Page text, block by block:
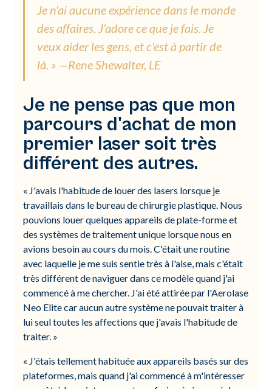
Je n'ai aucune expérience dans le monde
des affaires. J'adore ce que je fais. Je
veux aider les gens, et c'est à partir de
là. » —Rene Shewalter, LE
Je ne pense pas que mon
parcours d'achat de mon
premier laser soit très
différent des autres.
« J'avais l'habitude de louer des lasers lorsque je
travaillais dans le bureau de chirurgie plastique. Nous
pouvions louer quelques appareils de plate-forme et
des systèmes de traitement unique lorsque nous en
avions besoin au cours du mois. C'était une routine
avec laquelle je me suis sentie très à l'aise, mais c'était
très différent de naviguer dans ce modèle quand j'ai
commencé à me chercher. J'ai été attirée par l'Aerolase
Neo Elite car aucun autre système ne pouvait traiter à
lui seul toutes les affections que j'avais l'habitude de
traiter. »
« J'étais tellement habituée aux appareils basés sur des
plateformes, mais quand j'ai commencé à m'intéresser